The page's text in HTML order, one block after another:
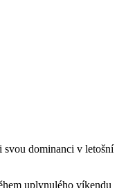
dominanci v letošní
uplynulého víkendu